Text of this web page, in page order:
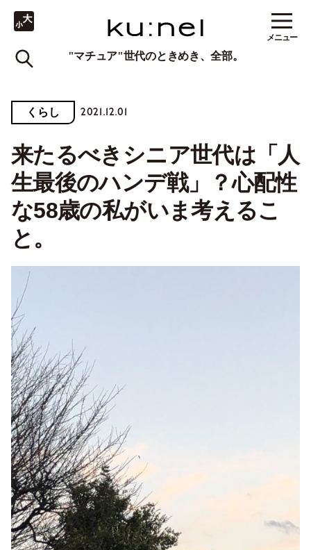
"マチュア"世代のときめき、全部。
メニュー
くらし 2021.12.01
来たるべきシニア世代は「人
生最後のハンデ戦」？心配性
な58歳の私がいま考えるこ
と。